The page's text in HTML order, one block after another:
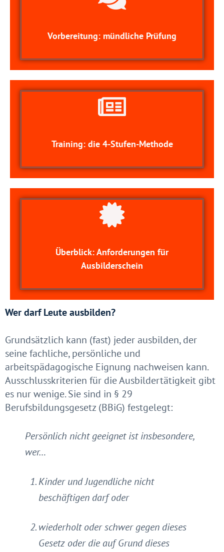
Vorbereitung: mündliche Prüfung
Training: die 4-Stufen-Methode
Überblick: Anforderungen für
Ausbilderschein
Wer darf Leute ausbilden?
Grundsätzlich kann (fast) jeder ausbilden, der
seine fachliche, persönliche und
arbeitspädagogische Eignung nachweisen kann.
Ausschlusskriterien für die Ausbildertätigkeit gibt
es nur wenige. Sie sind in § 29
Berufsbildungsgesetz (BBiG) festgelegt:
Persönlich nicht geeignet ist insbesondere,
wer…
Kinder und Jugendliche nicht
beschäftigen darf oder
wiederholt oder schwer gegen dieses
Gesetz oder die auf Grund dieses